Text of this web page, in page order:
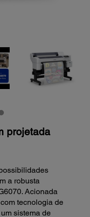
projetada
a robusta
Acionada
tecnologia de
sistema de